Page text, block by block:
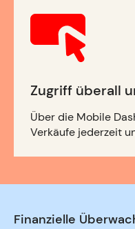
Zugriff überall
Über die Mobile
Verkäufe jederzeit
Finanzielle